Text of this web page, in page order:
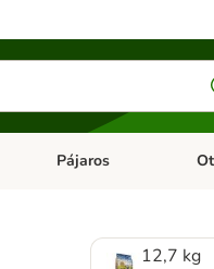
Antiparasitarios
Menú de categoria
Pájaros
12,7 kg